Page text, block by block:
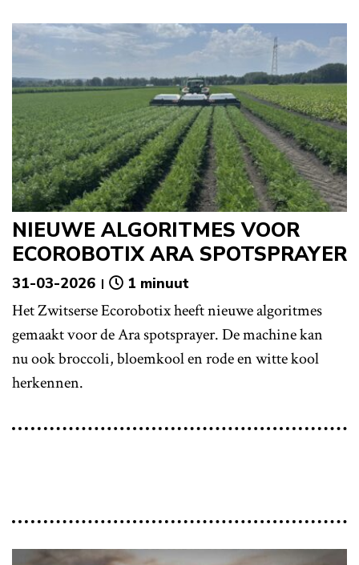
NIEUWE ALGORITMES VOOR
ECOROBOTIX ARA SPOTSPRAYER
31-03-2026 1 minuut
Het Zwitserse Ecorobotix heeft nieuwe algoritmes
gemaakt voor de Ara spotsprayer. De machine kan
nu ook broccoli, bloemkool en rode en witte kool
herkennen.